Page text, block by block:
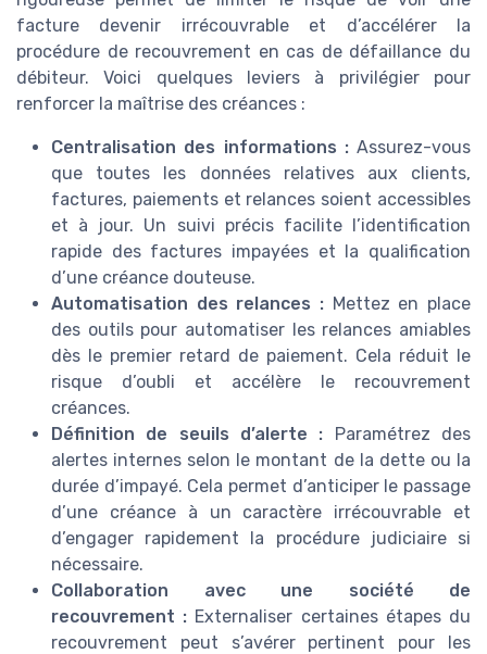
facture devenir irrécouvrable et d’accélérer la
procédure de recouvrement en cas de défaillance du
débiteur. Voici quelques leviers à privilégier pour
renforcer la maîtrise des créances :
Centralisation des informations :Assurez-vous
que toutes les données relatives aux clients,
factures, paiements et relances soient accessibles
et à jour. Un suivi précis facilite l’identification
rapide des factures impayées et la qualification
d’une créance douteuse.
Automatisation des relances : Mettez en place
des outils pour automatiser les relances amiables
dès le premier retard de paiement. Cela réduit le
risque d’oubli et accélère le recouvrement
créances.
Définition de seuils d’alerte : Paramétrez des
alertes internes selon le montant de la dette ou la
durée d’impayé. Cela permet d’anticiper le passage
d’une créance à un caractère irrécouvrable et
d’engager rapidement la procédure judiciaire si
nécessaire.
Collaboration avec une société de
recouvrement : Externaliser certaines étapes du
recouvrement peut s’avérer pertinent pour les